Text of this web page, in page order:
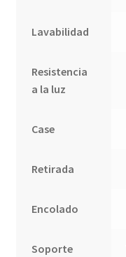
Lavabilidad
Resistencia
a la luz
Case
Retirada
Encolado
Soporte